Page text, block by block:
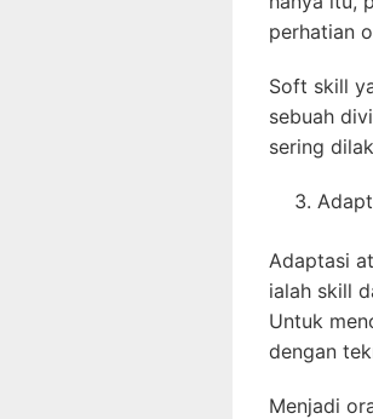
perhatian
Soft skill
sebuah
sering
Adaptasi
ialah skill
Untuk
dengan
Menjadi